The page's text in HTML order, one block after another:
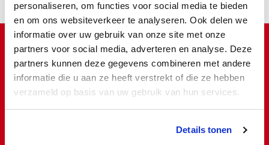
personaliseren, om functies voor social media te bieden
en om ons websiteverkeer te analyseren. Ook delen we
informatie over uw gebruik van onze site met onze
partners voor social media, adverteren en analyse. Deze
partners kunnen deze gegevens combineren met andere
informatie die u aan ze heeft verstrekt of die ze hebben
verzameld op basis van uw gebruik van hun services.
Details tonen
Staat jouw vacature er niet tussen?
Stuur dan een open sollicitatie.